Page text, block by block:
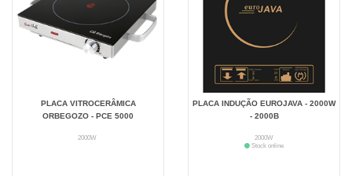
PLACA VITROCERÂMICA
ORBEGOZO - PCE 5000
2000W
PLACA INDUÇÃO EUROJAVA - 2000W
- 2000B
2000W
Stock online